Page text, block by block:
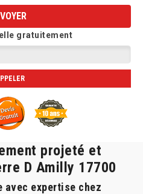
gratuitement
projeté et
D Amilly 17700
avec expertise chez